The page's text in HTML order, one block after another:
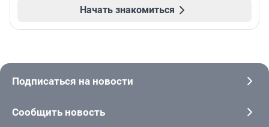
Начать знакомиться
Подписаться на новости
Сообщить новость